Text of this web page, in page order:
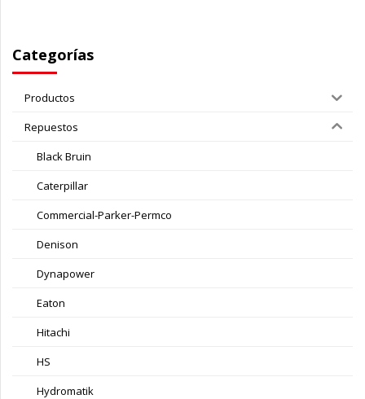
Categorías
Productos
Repuestos
Black Bruin
Caterpillar
Commercial-Parker-Permco
Denison
Dynapower
Eaton
Hitachi
HS
Hydromatik